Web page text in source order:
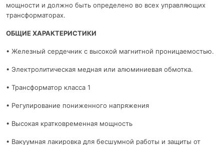
мощности и должно быть определено во всех управляющих
трансформаторах.
ОБЩИЕ ХАРАКТЕРИСТИКИ
• Железный сердечник с высокой магнитной проницаемостью.
• Электролитическая медная или алюминиевая обмотка.
• Трансформатор класса 1
• Регулирование пониженного напряжения
• Высокая кратковременная мощность
• Вакуумная лакировка для бесшумной работы и защиты от